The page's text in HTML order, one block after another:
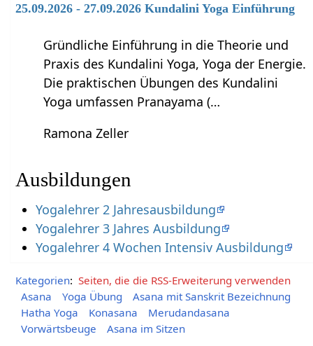
25.09.2026 - 27.09.2026 Kundalini Yoga Einführung
Gründliche Einführung in die Theorie und
Praxis des Kundalini Yoga, Yoga der Energie.
Die praktischen Übungen des Kundalini
Yoga umfassen Pranayama (…
Ramona Zeller
Ausbildungen
Yogalehrer 2 Jahresausbildung
Yogalehrer 3 Jahres Ausbildung
Yogalehrer 4 Wochen Intensiv Ausbildung
Kategorien: Seiten, die die RSS-Erweiterung verwenden
Asana
Yoga Übung
Asana mit Sanskrit Bezeichnung
Hatha Yoga
Konasana
Merudandasana
Vorwärtsbeuge
Asana im Sitzen